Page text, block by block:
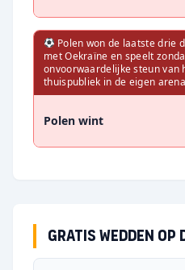
Polen won de laatste drie
met Oekraïne en speelt
onvoorwaardelijke steun van
thuispubliek in de eigen
Polen wint
Gratis wedden